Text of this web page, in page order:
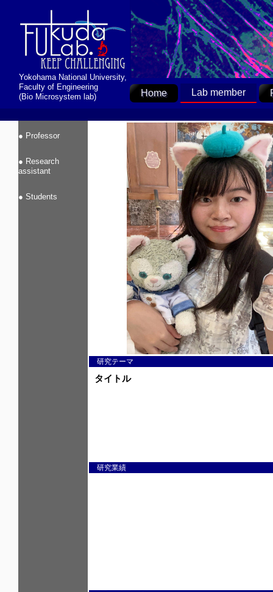
Yokohama National University,
Faculty of Engineering
(Bio Microsystem lab)
Home Lab member
● Professor
研究テーマ
研究業績
● Research
assistant
● Students